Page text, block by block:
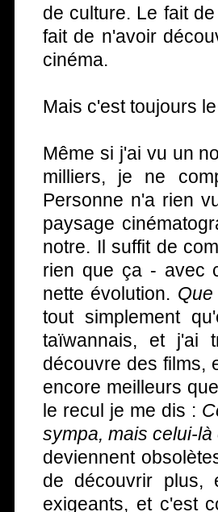
de culture. Le fait
fait de n'avoir
cinéma.
Mais c'est toujours
Même si j'ai vu un
milliers, je ne
Personne n'a rien
paysage
notre. Il suffit de
rien que ça - avec
nette évolution.
tout simplement
taïwannais, et j'ai
découvre des films,
encore meilleurs
le recul je me dis :
sympa, mais celui-
deviennent
de découvrir plus,
exigeants, et c'est